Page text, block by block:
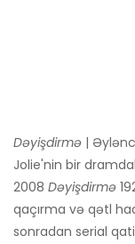
Dəyişdirmə |
Jolie'nin bir
2008 Dəyişdirmə
qaçırma və qətl
sonradan serial